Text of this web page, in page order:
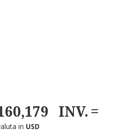
INV.
in USD